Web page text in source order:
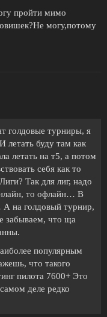
пройти мимо
могу,потому
голдовые турниры, я
летать буду там как
летать на т5, а потом
себя как то
Так для лиг, надо
то офлайн… В
на голдовый турнир,
забываем, что ща
популярным
что такого
пилота 7600+ Это
деле редко